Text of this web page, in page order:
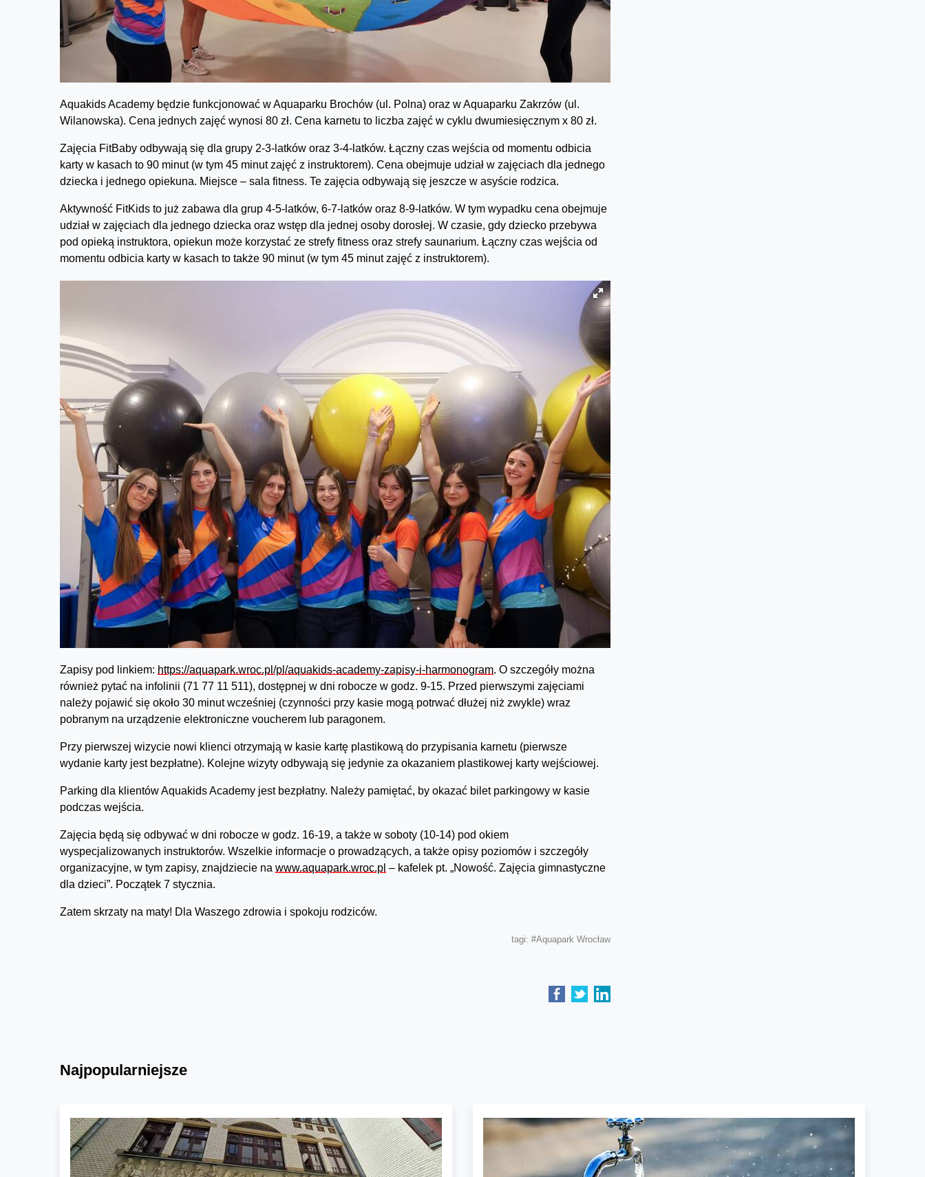
Aquakids Academy będzie funkcjonować w Aquaparku Brochów (ul. Polna) oraz w Aquaparku Zakrzów (ul.
Wilanowska). Cena jednych zajęć wynosi 80 zł. Cena karnetu to liczba zajęć w cyklu dwumiesięcznym x 80 zł.
Zajęcia FitBaby odbywają się dla grupy 2-3-latków oraz 3-4-latków. Łączny czas wejścia od momentu odbicia
karty w kasach to 90 minut (w tym 45 minut zajęć z instruktorem). Cena obejmuje udział w zajęciach dla jednego
dziecka i jednego opiekuna. Miejsce – sala fitness. Te zajęcia odbywają się jeszcze w asyście rodzica.
Aktywność FitKids to już zabawa dla grup 4-5-latków, 6-7-latków oraz 8-9-latków. W tym wypadku cena obejmuje
udział w zajęciach dla jednego dziecka oraz wstęp dla jednej osoby dorosłej. W czasie, gdy dziecko przebywa
pod opieką instruktora, opiekun może korzystać ze strefy fitness oraz strefy saunarium. Łączny czas wejścia od
momentu odbicia karty w kasach to także 90 minut (w tym 45 minut zajęć z instruktorem).
Zapisy pod linkiem: https://aquapark.wroc.pl/pl/aquakids-academy-zapisy-i-harmonogram. O szczegóły można
również pytać na infolinii (71 77 11 511), dostępnej w dni robocze w godz. 9-15. Przed pierwszymi zajęciami
należy pojawić się około 30 minut wcześniej (czynności przy kasie mogą potrwać dłużej niż zwykle) wraz
pobranym na urządzenie elektroniczne voucherem lub paragonem.
Przy pierwszej wizycie nowi klienci otrzymają w kasie kartę plastikową do przypisania karnetu (pierwsze
wydanie karty jest bezpłatne). Kolejne wizyty odbywają się jedynie za okazaniem plastikowej karty wejściowej.
Parking dla klientów Aquakids Academy jest bezpłatny. Należy pamiętać, by okazać bilet parkingowy w kasie
podczas wejścia.
Zajęcia będą się odbywać w dni robocze w godz. 16-19, a także w soboty (10-14) pod okiem
wyspecjalizowanych instruktorów. Wszelkie informacje o prowadzących, a także opisy poziomów i szczegóły
organizacyjne, w tym zapisy, znajdziecie na www.aquapark.wroc.pl – kafelek pt. „Nowość. Zajęcia gimnastyczne
dla dzieci”. Początek 7 stycznia.
Zatem skrzaty na maty! Dla Waszego zdrowia i spokoju rodziców.
tagi: #Aquapark Wrocław
Najpopularniejsze